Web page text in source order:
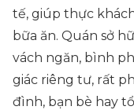
tế, giúp thực
bữa ăn. Quán sở
vách ngăn, bình
giác riêng tư, rất
đình, bạn bè hay